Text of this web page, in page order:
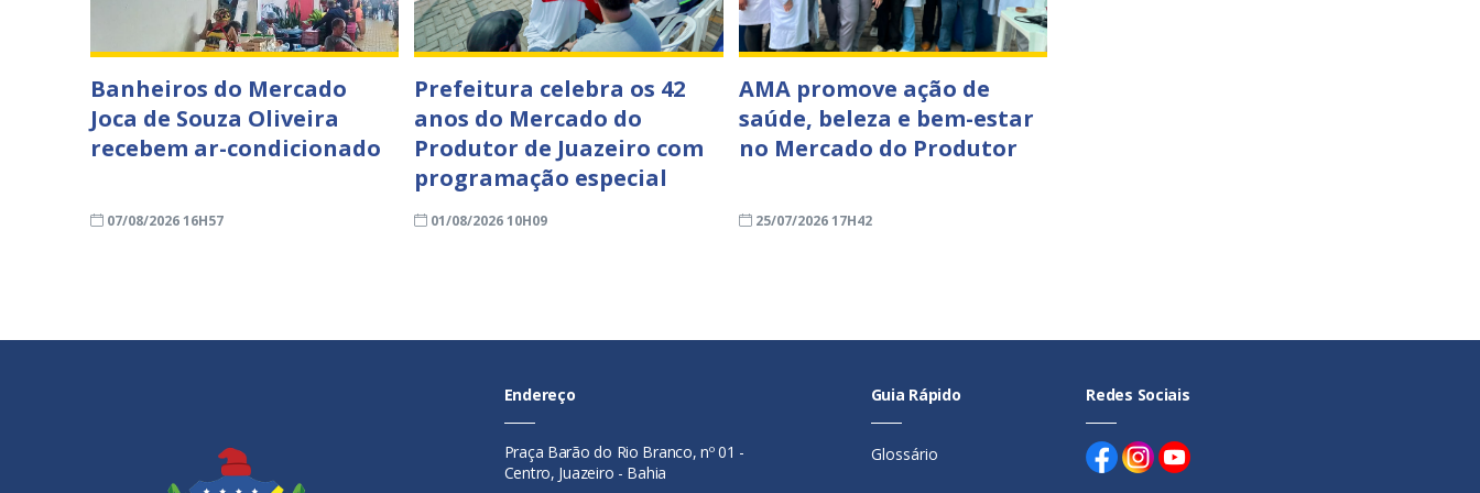
Banheiros do Mercado
Joca de Souza Oliveira
recebem ar-condicionado
07/08/2026 16H57
Prefeitura celebra os 42
anos do Mercado do
Produtor de Juazeiro com
programação especial
01/08/2026 10H09
AMA promove ação de
saúde, beleza e bem-estar
no Mercado do Produtor
25/07/2026 17H42
Endereço
Praça Barão do Rio Branco, nº 01 -
Centro, Juazeiro - Bahia
Guia Rápido
Glossário
Redes Sociais